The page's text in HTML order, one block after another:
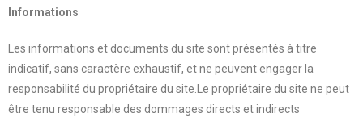
Informations
Les informations et documents du site sont présentés à titre
indicatif, sans caractère exhaustif, et ne peuvent engager la
responsabilité du propriétaire du site.Le propriétaire du site ne peut
être tenu responsable des dommages directs et indirects